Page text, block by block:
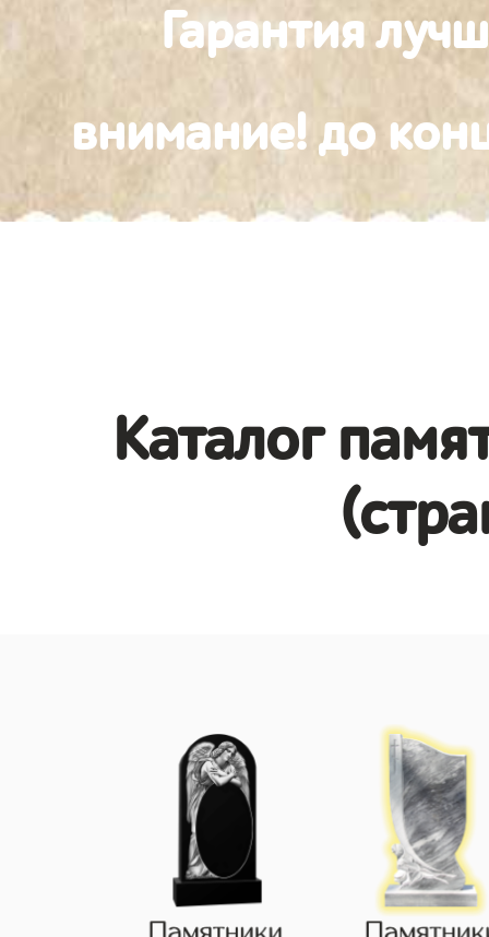
Гарантия
внимание! до
Каталог